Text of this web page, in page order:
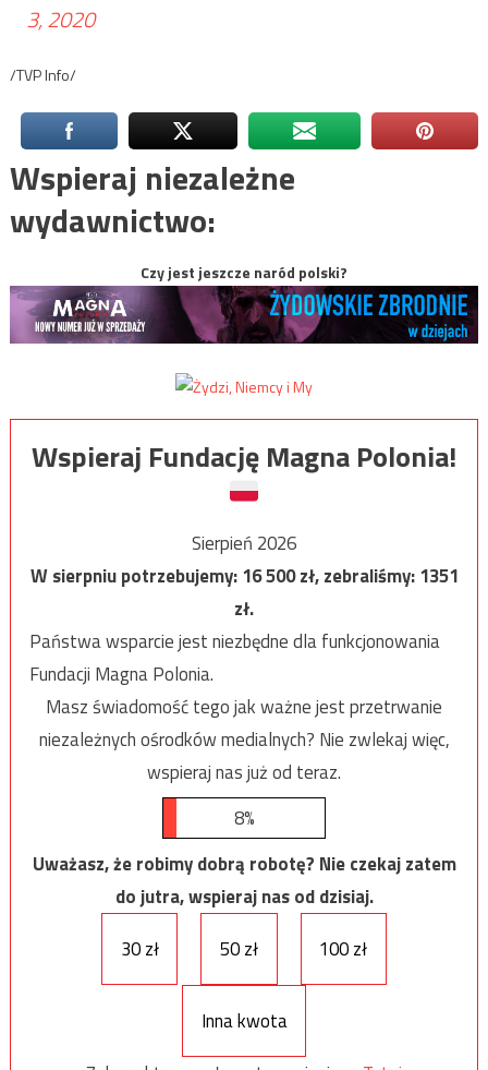
3, 2020
/TVP Info/
Wspieraj niezależne
wydawnictwo:
Czy jest jeszcze naród polski?
Wspieraj Fundację Magna Polonia!
Sierpień 2026
W sierpniu potrzebujemy:16 500zł, zebraliśmy:1351
zł.
Państwa wsparcie jest niezbędne dla funkcjonowania
Fundacji Magna Polonia.
Masz świadomość tego jak ważne jest przetrwanie
niezależnych ośrodków medialnych? Nie zwlekaj więc,
wspieraj nas już od teraz.
8%
Uważasz, że robimy dobrą robotę? Nie czekaj zatem
do jutra, wspieraj nas od dzisiaj.
30 zł
50 zł 100 zł
Inna kwota